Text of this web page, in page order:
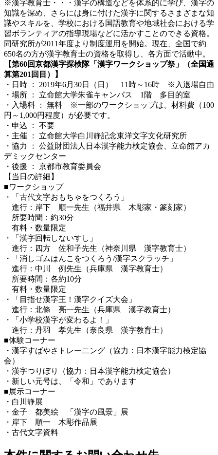
※漢字教育士・・・漢字の構造などを体系的に学び、漢字の
知識を深め、さらには身に付けた漢字に関するさまざまな知
識やスキルを、学校における国語教育や地域社会における学
習ボランティアの指導現場などに活かすことのできる資格。
同研究所が2011年度より制度運用を開始。現在、全国で約
650名の方が漢字教育士の資格を取得し、各方面で活動中。
【第60回京都漢字探検隊「漢字ワークショップ祭」（全国通
算第201回目）】
・日時 ： 2019年6月30日（日） 11時～16時 ※入退場自由
・場所 ： 立命館大学朱雀キャンパス 1階 多目的室
・入場料 ： 無料 ※一部のワークショップは、材料費（100
円～1,000円程度）が必要です。
・申込 ： 不要
・主催 ： 立命館大学白川静記念東洋文字文化研究所
・協力 ： 公益財団法人日本漢字能力検定協会、立命館アカ
デミックセンター
・後援 ： 京都市教育委員会
【当日の詳細】
■ワークショップ
・「古代文字おもちゃをつくろう」
進行：岸下 順一先生（福井県 木彫家・篆刻家）
所要時間：約30分
有料・数量限定
・「漢字回転しないすし」
進行：四方 佐和子先生（神奈川県 漢字教育士）
・「消しゴムはんこをつくろう/漢字スクラッチ」
進行：中川 例先生（兵庫県 漢字教育士）
所要時間：各約10分
有料・数量限定
・「目指せ漢字王！漢字クイズ大会」
進行：北條 亮一先生（兵庫県 漢字教育士）
・「小学校漢字が変わるよ！」
進行：丹羽 孝先生（奈良県 漢字教育士）
■体験コーナー
・漢字すばやさトレー二ング（協力：日本漢字能力検定協
会）
・漢字つりぼり（協力：日本漢字能力検定協会）
・新しい元号は、「令和」であります
■展示コーナー
・白川静展
・金子 都美絵 「漢字の風景」展
・岸下 順一 木彫作品展
・古代文字資料